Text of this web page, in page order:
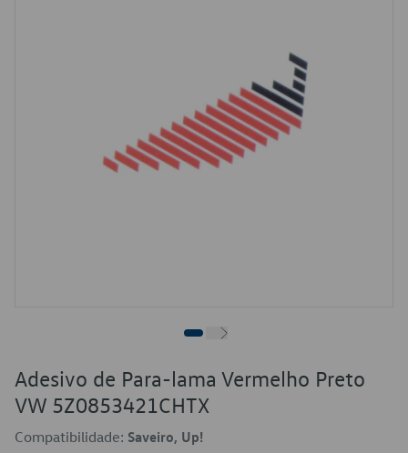
Adesivo de Para-lama Vermelho Preto
VW 5Z0853421CHTX
Compatibilidade: Saveiro, Up!